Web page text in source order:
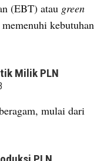
(EBT) atau green
kebutuhan
from external kumparan
mulai dari